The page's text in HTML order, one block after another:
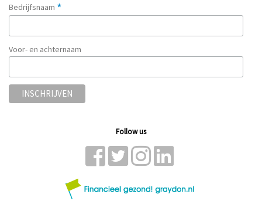
Bedrijfsnaam *
Voor- en achternaam
Follow us